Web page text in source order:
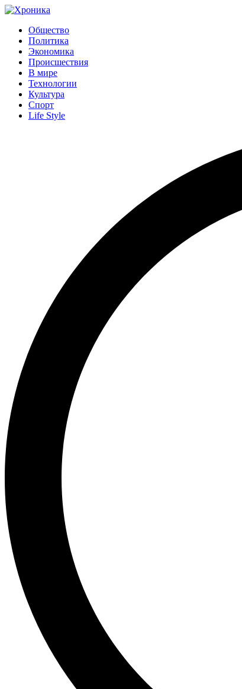
Общество
Политика
Экономика
Происшествия
В мире
Технологии
Культура
Спорт
Life Style